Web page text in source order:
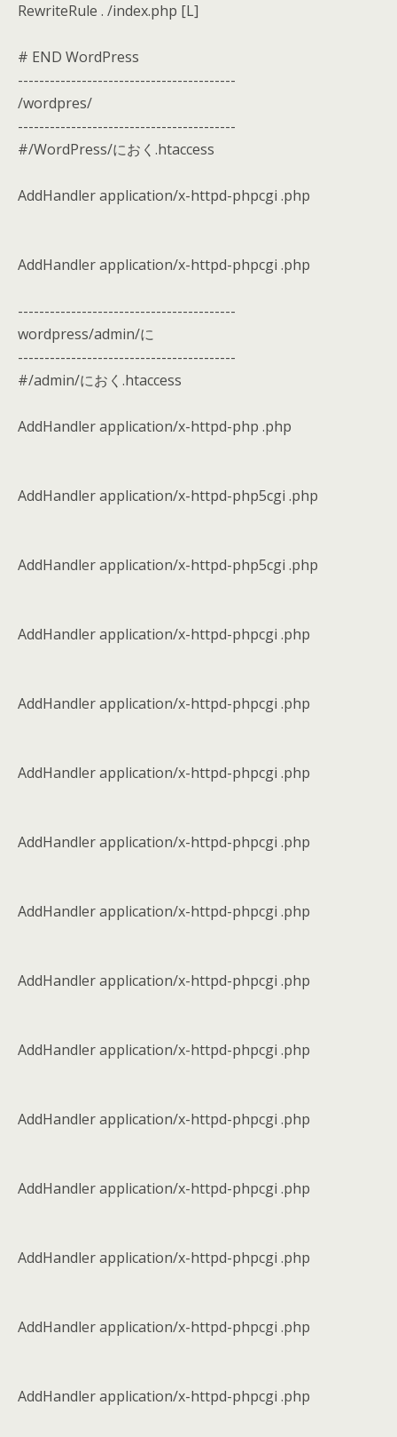
RewriteRule . /index.php [L]
# END WordPress
-----------------------------------------
/wordpres/
-----------------------------------------
#/WordPress/におく.htaccess
AddHandler application/x-httpd-phpcgi .php
AddHandler application/x-httpd-phpcgi .php
-----------------------------------------
wordpress/admin/に
-----------------------------------------
#/admin/におく.htaccess
AddHandler application/x-httpd-php .php
AddHandler application/x-httpd-php5cgi .php
AddHandler application/x-httpd-php5cgi .php
AddHandler application/x-httpd-phpcgi .php
AddHandler application/x-httpd-phpcgi .php
AddHandler application/x-httpd-phpcgi .php
AddHandler application/x-httpd-phpcgi .php
AddHandler application/x-httpd-phpcgi .php
AddHandler application/x-httpd-phpcgi .php
AddHandler application/x-httpd-phpcgi .php
AddHandler application/x-httpd-phpcgi .php
AddHandler application/x-httpd-phpcgi .php
AddHandler application/x-httpd-phpcgi .php
AddHandler application/x-httpd-phpcgi .php
AddHandler application/x-httpd-phpcgi .php